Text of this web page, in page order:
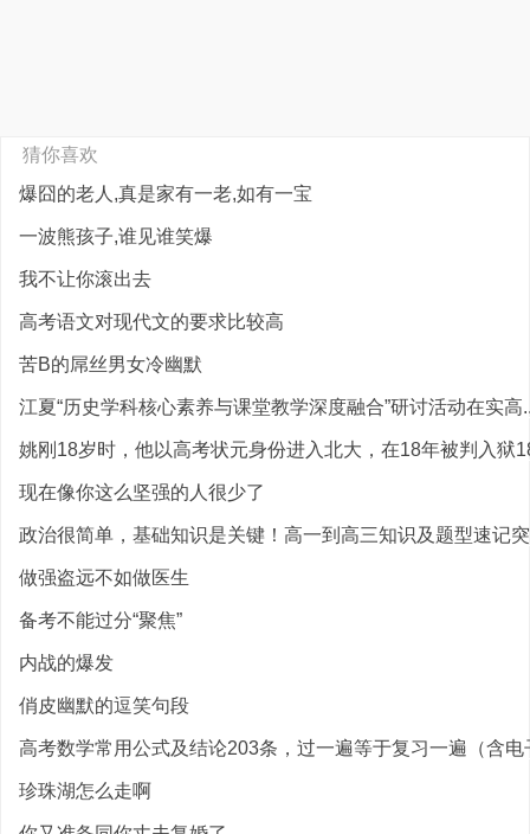
猜你喜欢
爆囧的老人,真是家有一老,如有一宝
一波熊孩子,谁见谁笑爆
我不让你滚出去
高考语文对现代文的要求比较高
苦B的屌丝男女冷幽默
江夏“历史学科核心素养与课堂教学深度融合”研讨活动在实高
姚刚18岁时，他以高考状元身份进入北大，在18年被判入狱
现在像你这么坚强的人很少了
政治很简单，基础知识是关键！高一到高三知识及题型速记
做强盗远不如做医生
备考不能过分“聚焦”
内战的爆发
俏皮幽默的逗笑句段
高考数学常用公式及结论203条，过一遍等于复习一遍（含电
珍珠湖怎么走啊